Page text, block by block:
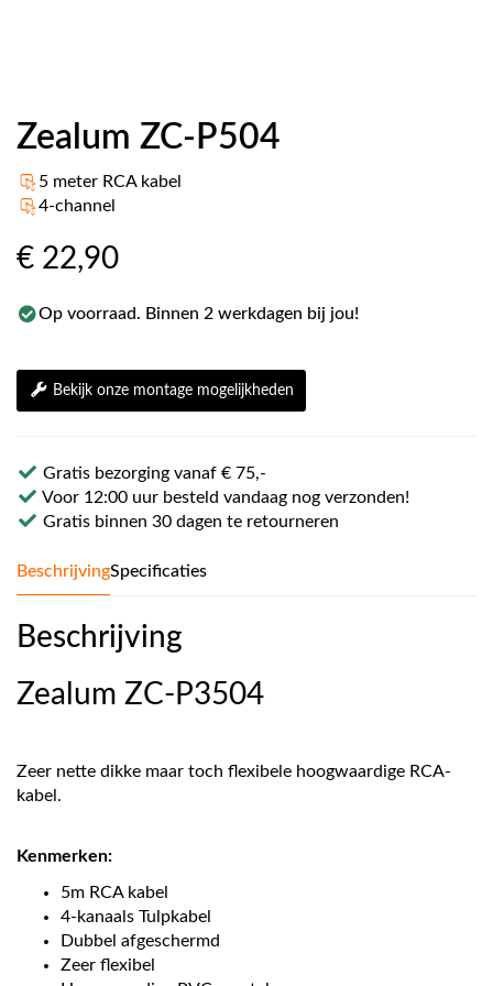
Zealum ZC-P504
5 meter RCA kabel
4-channel
€ 22,90
Op voorraad. Binnen 2 werkdagen bij jou!
Bekijk onze montage mogelijkheden
Gratis bezorging vanaf € 75,-
Voor 12:00 uur besteld vandaag nog verzonden!
Gratis binnen 30 dagen te retourneren
BeschrijvingSpecificaties
Beschrijving
Zealum ZC-P3504
Zeer nette dikke maar toch flexibele hoogwaardige RCA-
kabel.
Kenmerken:
5m RCA kabel
4-kanaals Tulpkabel
Dubbel afgeschermd
Zeer flexibel